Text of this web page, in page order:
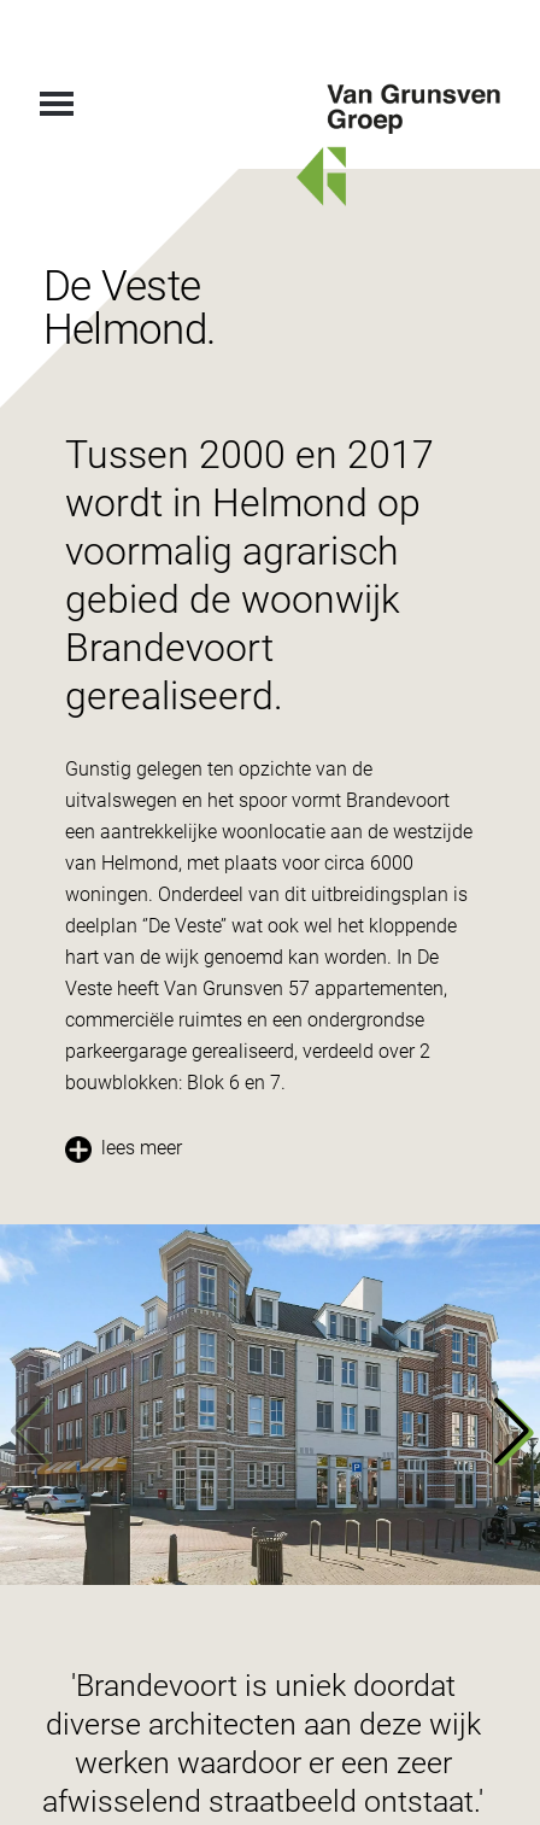
De Veste
Helmond.
Tussen 2000 en 2017
wordt in Helmond op
voormalig agrarisch
gebied de woonwijk
Brandevoort
gerealiseerd.
Gunstig gelegen ten opzichte van de
uitvalswegen en het spoor vormt Brandevoort
een aantrekkelijke woonlocatie aan de westzijde
van Helmond, met plaats voor circa 6000
woningen. Onderdeel van dit uitbreidingsplan is
deelplan ‘’De Veste’’ wat ook wel het kloppende
hart van de wijk genoemd kan worden. In De
Veste heeft Van Grunsven 57 appartementen,
commerciële ruimtes en een ondergrondse
parkeergarage gerealiseerd, verdeeld over 2
bouwblokken: Blok 6 en 7.
lees meer
'Brandevoort is uniek doordat
diverse architecten aan deze wijk
werken waardoor er een zeer
afwisselend straatbeeld ontstaat.'